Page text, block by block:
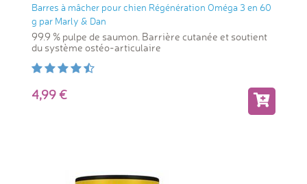
Barres à mâcher pour chien Régénération Oméga 3 en 60
g par Marly & Dan
99.9 % pulpe de saumon. Barrière cutanée et soutient
du système ostéo-articulaire
4,99